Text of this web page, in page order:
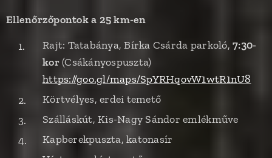
Ellenőrzőpontok a 25 km-en
Rajt: Tatabánya, Bírka Csárda parkoló,7:30-
kor(Csákányospuszta)
https://goo.gl/maps/SpYRHqovW1wtR1nU8
Körtvélyes, erdei temető
Szálláskút, Kis-Nagy Sándor emlékműve
Kapberekpuszta, katonasír